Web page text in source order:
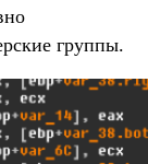
группы.